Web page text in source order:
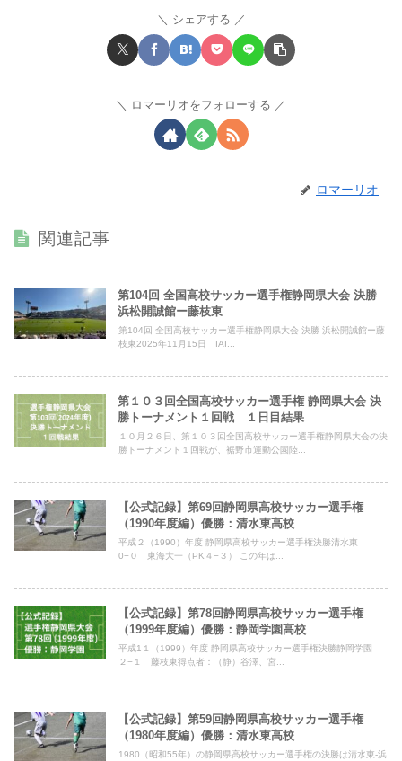
シェアする
ロマーリオをフォローする
ロマーリオ
関連記事
第104回 全国高校サッカー選手権静岡県大会 決勝
浜松開誠館ー藤枝東
第104回 全国高校サッカー選手権静岡県大会 決勝 浜松開誠館ー藤
枝東2025年11月15日 IAI...
第１０３回全国高校サッカー選手権 静岡県大会 決
勝トーナメント１回戦 １日目結果
１０月２６日、第１０３回全国高校サッカー選手権静岡県大会の決
勝トーナメント１回戦が、裾野市運動公園陸...
【公式記録】第69回静岡県高校サッカー選手権
（1990年度編）優勝：清水東高校
平成２（1990）年度 静岡県高校サッカー選手権決勝清水東
0−０ 東海大一（PK４−３） この年は...
【公式記録】第78回静岡県高校サッカー選手権
（1999年度編）優勝：静岡学園高校
平成1１（1999）年度 静岡県高校サッカー選手権決勝静岡学園
２−１ 藤枝東得点者：（静）谷澤、宮...
【公式記録】第59回静岡県高校サッカー選手権
（1980年度編）優勝：清水東高校
1980（昭和55年）の静岡県高校サッカー選手権の決勝は清水東-浜